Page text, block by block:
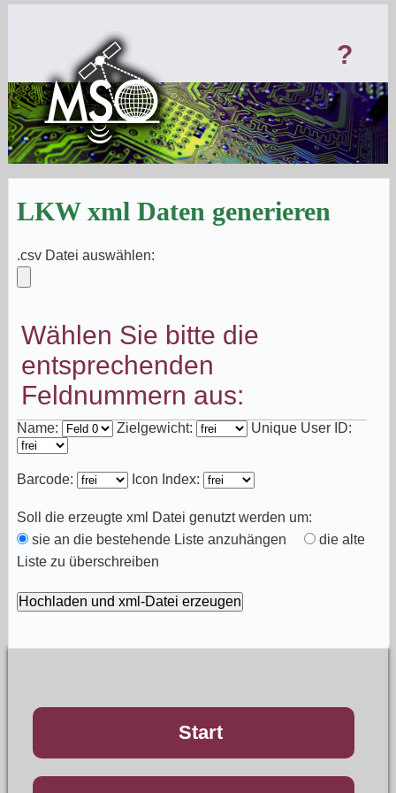
?
LKW xml Daten generieren
.csv Datei auswählen:
Wählen Sie bitte die
entsprechenden
Feldnummern aus:
Name: Zielgewicht: Unique User ID:
Barcode: Icon Index:
Soll die erzeugte xml Datei genutzt werden um:
sie an die bestehende Liste anzuhängen
die alte
Liste zu überschreiben
Start